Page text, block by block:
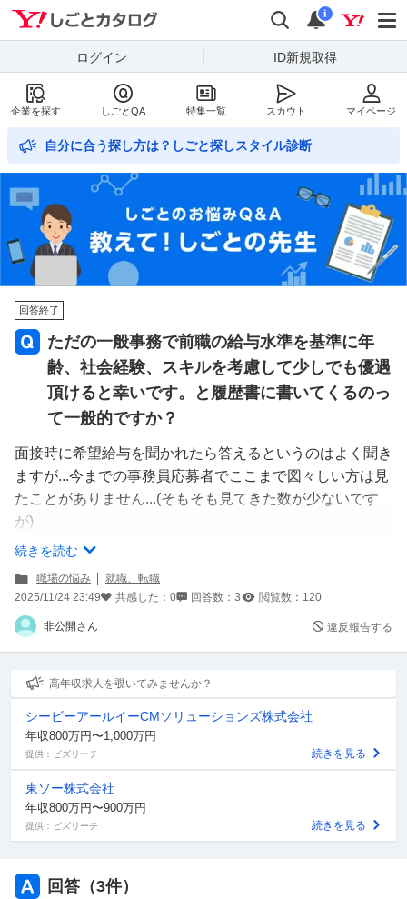
Yahoo!しごとカタログ
検索
通知
i
ログイン ID新規取得
企業を探す しごとQA 特集一覧 スカウト マイページ
自分に合う探し方は？しごと探しスタイル診断
回答終了
ただの一般事務で前職の給与水準を基準に年
齢、社会経験、スキルを考慮して少しでも優遇
頂けると幸いです。と履歴書に書いてくるのっ
て一般的ですか？
面接時に希望給与を聞かれたら答えるというのはよく聞き
ますが...今までの事務員応募者でここまで図々しい方は見
たことがありません...(そもそも見てきた数が少ないです
が)
スキルと言ってもパソコン関係の資格(エクセル、ワード
は実際に仕事をさせてみる以外にないに等しいです。
履歴書には勝手に前職と仕事の内容が類似してるから大丈
夫でしょと思ってるような文章もありかなり自信過剰な様
子です。
そもそもですが、うちの会社は同県に営業所が1カ所ある
だけの中小企業で、応募者の前職は他県にも営業所がある
ような大きな会社です。
どう考えても給与水準自体が同じなわけないし、うちの会
社は同県同業種の他の会社よりも給与も賞与も多い方で
す。
応募前に会社に質問があると電話をして来たのですが、自
在だから折り返すと伝えたのに10分もたたないくらいで
続きを読む
職場の悩み
就職、転職
2025/11/24 23:49
共感した： 0 回答数： 3 閲覧数： 120
非公開さん 違反報告する
高年収求人を覗いてみませんか？
シービーアールイーCMソリューションズ株式会社
年収800万円〜1,000万円
提供：ビズリーチ 続きを見る
東ソー株式会社
年収800万円〜900万円
提供：ビズリーチ 続きを見る
回答（3件）